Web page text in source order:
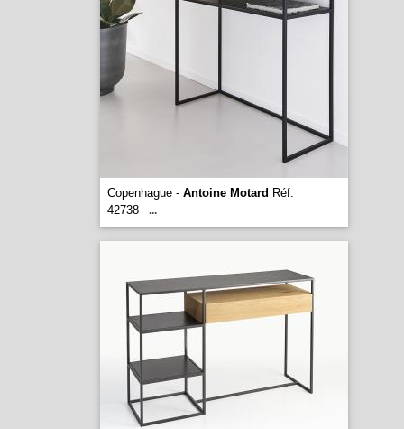
Copenhague - Antoine Motard Réf.
42738
...